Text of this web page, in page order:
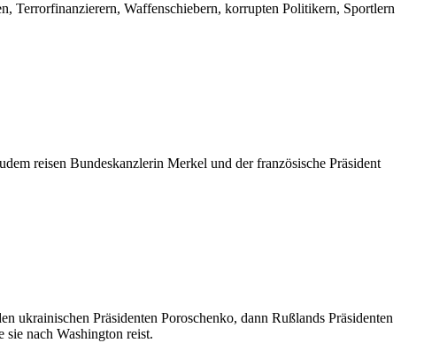
Terrorfinanzierern, Waffenschiebern, korrupten Politikern, Sportlern
reisen Bundeskanzlerin Merkel und der französische Präsident
ukrainischen Präsidenten Poroschenko, dann Rußlands Präsidenten
nach Washington reist.